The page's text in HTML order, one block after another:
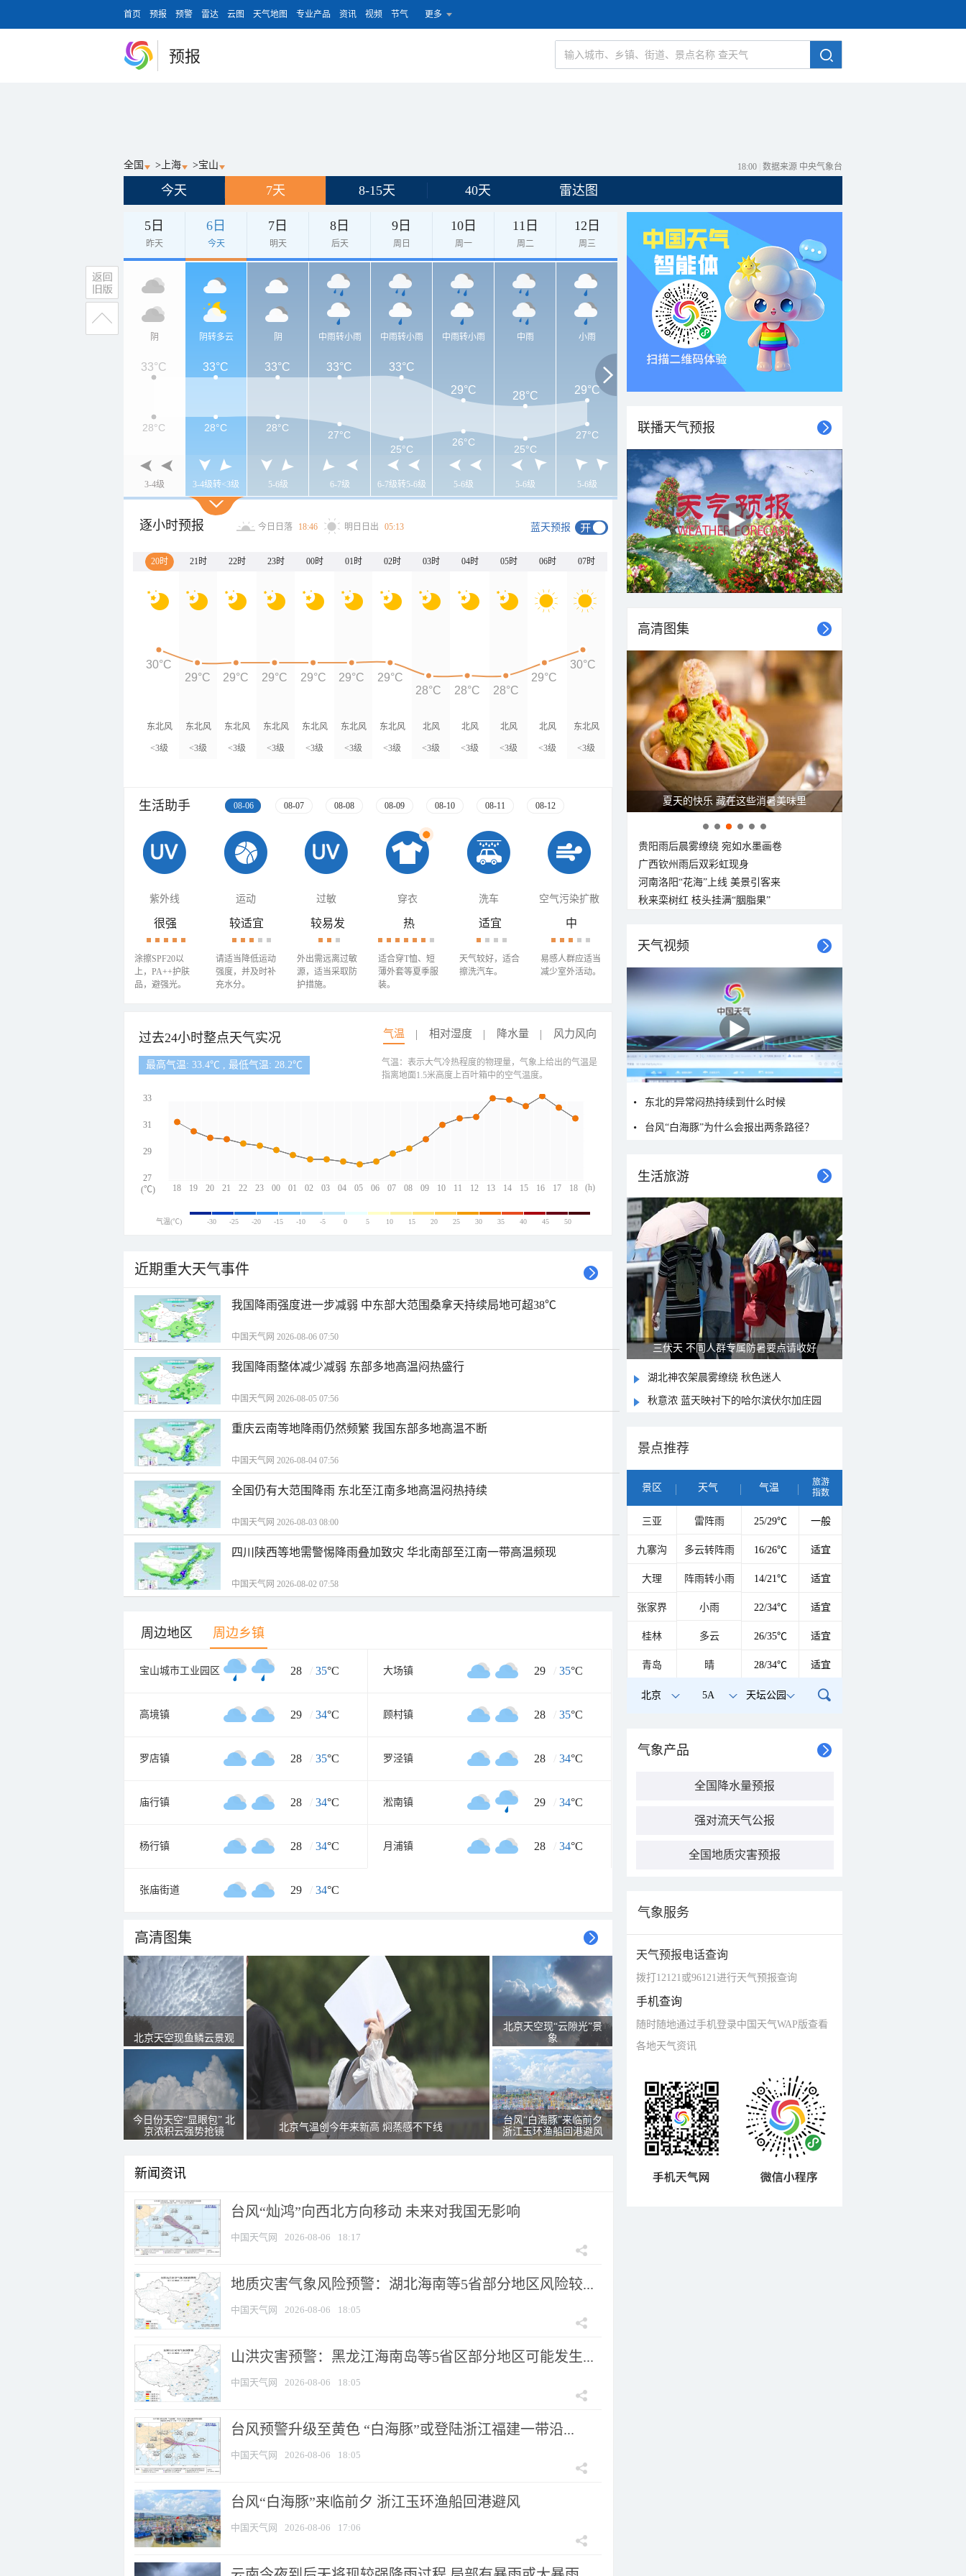
首页 预报 预警 雷达 云图 天气地图 专业产品 资讯 视频 节气 更多
预报
全国 > 上海 >宝山 18:00 数据来源 中央气象台
今天 7天 8-15天 40天 雷达图
5日
昨天
6日
今天
7日
明天
8日
后天
9日
周日
10日
周一
11日
周二
12日
周三
阴
3-4级
阴转多云
3-4级转<3级
阴
5-6级
中雨转小雨
6-7级
中雨转小雨
6-7级转5-6级
中雨转小雨
5-6级
中雨
5-6级
小雨
5-6级
33°C 33°C 33°C 33°C
33°C
29°C
28°C 29°C
28°C 28°C 28°C
27°C
25°C
26°C
25°C
27°C
逐小时预报 今日日落 18:46 明日日出 05:13 蓝天预报
20时 21时 22时 23时 00时 01时 02时 03时 04时 05时 06时 07时
东北风
<3级
东北风
<3级
东北风
<3级
东北风
<3级
东北风
<3级
东北风
<3级
东北风
<3级
北风
<3级
北风
<3级
北风
<3级
北风
<3级
东北风
<3级
30°C
29°C
29°C 29°C 29°C 29°C
29°C
28°C
28°C 28°C
29°C
30°C
生活助手 08-06 08-07 08-08 08-09 08-10 08-11 08-12
紫外线 运动 过敏 穿衣 洗车 空气污染扩散
很强
涂擦SPF20以
上，PA++护肤
品，避强光。
较适宜
请适当降低运动
强度，并及时补
充水分。
较易发
外出需远离过敏
源，适当采取防
护措施。
热
适合穿T恤、短
薄外套等夏季服
装。
适宜
天气较好，适合
擦洗汽车。
中
易感人群应适当
减少室外活动。
过去24小时整点天气实况 气温 相对湿度 降水量 风力风向
最高气温: 33.4℃ , 最低气温: 28.2℃
18 19 20 21 22 23 00 01 02 03 04 05 06 07 08 09 10 11 12 13 14 15 16 17 18
33
31
29
27
(h)
(℃)
气温：表示大气冷热程度的物理量，气象上给出的气温是
指离地面1.5米高度上百叶箱中的空气温度。
气温(℃) -30 -25 -20 -15 -10 -5 0 5 10 15 20 25 30 35 40 45 50
近期重大天气事件
我国降雨强度进一步减弱 中东部大范围桑拿天持续局地可超38℃
中国天气网 2026-08-06 07:50
我国降雨整体减少减弱 东部多地高温闷热盛行
中国天气网 2026-08-05 07:56
重庆云南等地降雨仍然频繁 我国东部多地高温不断
中国天气网 2026-08-04 07:56
全国仍有大范围降雨 东北至江南多地高温闷热持续
中国天气网 2026-08-03 08:00
四川陕西等地需警惕降雨叠加致灾 华北南部至江南一带高温频现
中国天气网 2026-08-02 07:58
周边地区 周边乡镇
宝山城市工业园区 28 / 35°C 大场镇 29 / 35°C
高境镇 29 / 34°C 顾村镇 28 / 35°C
罗店镇 28 / 35°C 罗泾镇 28 / 34°C
庙行镇 28 / 34°C 淞南镇 29 / 34°C
杨行镇 28 / 34°C 月浦镇 28 / 34°C
张庙街道 29 / 34°C
高清图集
北京天空现鱼鳞云景观
今日份天空“显眼包” 北
京浓积云强势抢镜
北京气温创今年来新高 焖蒸感不下线
北京天空现“云隙光”景
象
台风“白海豚”来临前夕
浙江玉环渔船回港避风
新闻资讯
台风“灿鸿”向西北方向移动 未来对我国无影响
中国天气网 2026-08-06 18:17
地质灾害气象风险预警：湖北海南等5省部分地区风险较...
中国天气网 2026-08-06 18:05
山洪灾害预警：黑龙江海南岛等5省区部分地区可能发生...
中国天气网 2026-08-06 18:05
台风预警升级至黄色 “白海豚”或登陆浙江福建一带沿...
中国天气网 2026-08-06 18:05
台风“白海豚”来临前夕 浙江玉环渔船回港避风
中国天气网 2026-08-06 17:06
联播天气预报
高清图集
夏天的快乐 藏在这些消暑美味里
贵阳雨后晨雾缭绕 宛如水墨画卷
广西钦州雨后双彩虹现身
河南洛阳“花海”上线 美景引客来
秋来栾树红 枝头挂满“胭脂果”
天气视频
东北的异常闷热持续到什么时候
台风“白海豚”为什么会报出两条路径？
生活旅游
三伏天 不同人群专属防暑要点请收好
湖北神农架晨雾缭绕 秋色迷人
秋意浓 蓝天映衬下的哈尔滨伏尔加庄园
景点推荐
景区 天气 气温
旅游
指数
三亚 雷阵雨 25/29℃ 一般
九寨沟 多云转阵雨 16/26℃ 适宜
大理 阵雨转小雨 14/21℃ 适宜
张家界 小雨 22/34℃ 适宜
桂林 多云 26/35℃ 适宜
青岛 晴 28/34℃ 适宜
北京 5A 天坛公园
气象产品
全国降水量预报
强对流天气公报
全国地质灾害预报
气象服务
天气预报电话查询
拨打12121或96121进行天气预报查询
手机查询
随时随地通过手机登录中国天气WAP版查看
各地天气资讯